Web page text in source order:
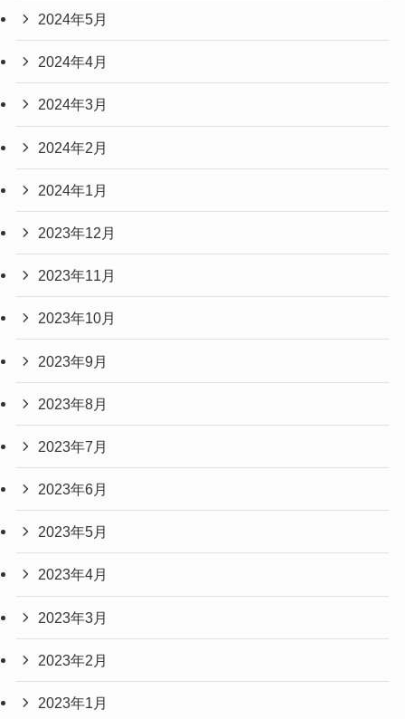
2024年5月
2024年4月
2024年3月
2024年2月
2024年1月
2023年12月
2023年11月
2023年10月
2023年9月
2023年8月
2023年7月
2023年6月
2023年5月
2023年4月
2023年3月
2023年2月
2023年1月